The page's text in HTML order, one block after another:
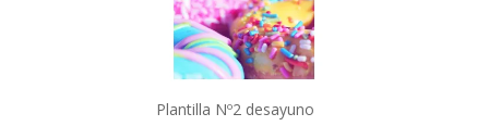
Plantilla Nº2 desayuno